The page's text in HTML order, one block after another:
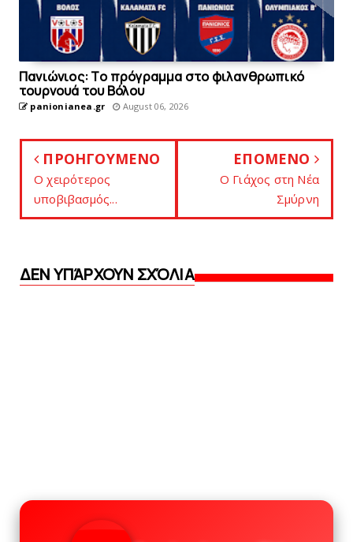
Πανιώνιoς: Tο πρόγραμμα στο φιλανθρωπικό
τουρνουά του Bόλου
panionianea.gr August 06, 2026
ΠΡΟΗΓΟΥΜΕΝΟ
Ο χειρότερος
υποβιβασμός...
ΕΠΟΜΕΝΟ
Ο Γιάχος στη Νέα
Σμύρνη
ΔΕΝ ΥΠΆΡΧΟΥΝ ΣΧΌΛΙΑ